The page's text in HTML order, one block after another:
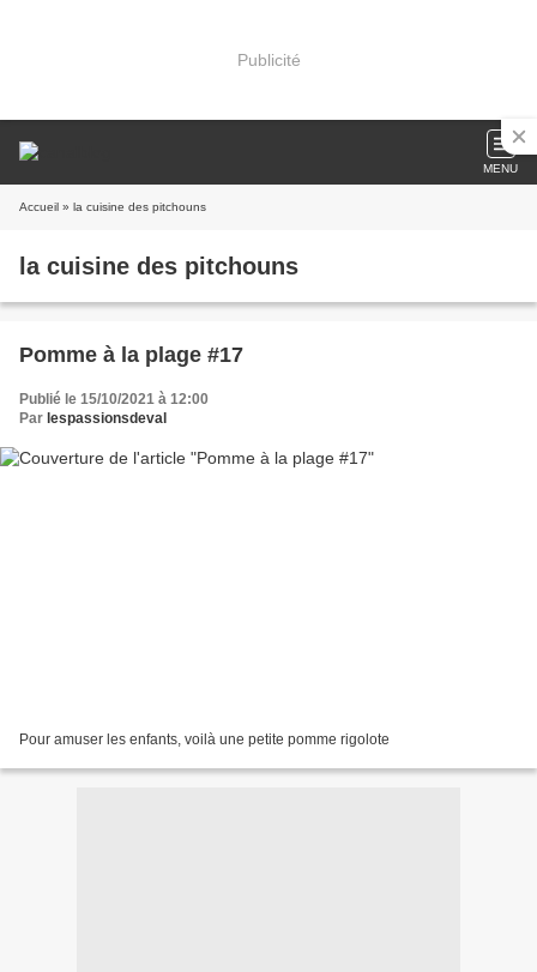
Publicité
MENU
Accueil » la cuisine des pitchouns
la cuisine des pitchouns
Pomme à la plage #17
Publié le 15/10/2021 à 12:00
Par lespassionsdeval
Pour amuser les enfants, voilà une petite pomme rigolote